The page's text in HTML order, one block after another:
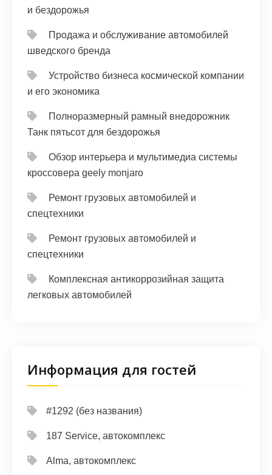
и бездорожья
Продажа и обслуживание автомобилей
шведского бренда
Устройство бизнеса космической компании
и его экономика
Полноразмерный рамный внедорожник
Танк пятьсот для бездорожья
Обзор интерьера и мультимедиа системы
кроссовера geely monjaro
Ремонт грузовых автомобилей и
спецтехники
Ремонт грузовых автомобилей и
спецтехники
Комплексная антикоррозийная защита
легковых автомобилей
Информация для гостей
#1292 (без названия)
187 Service, автокомплекс
Alma, автокомплекс